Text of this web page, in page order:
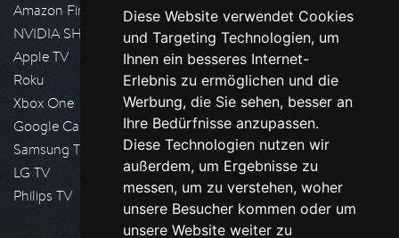
Diese Website verwendet Cookies
und Targeting Technologien, um
Ihnen ein besseres Internet-
Erlebnis zu ermöglichen und die
Werbung, die Sie sehen, besser an
Ihre Bedürfnisse anzupassen.
Diese Technologien nutzen wir
außerdem, um Ergebnisse zu
messen, um zu verstehen, woher
unsere Besucher kommen oder um
unsere Website weiter zu
Amazon FireTV
NVIDIA SHIELD, Google TV
Apple TV
Roku
Xbox One
Google Cast
Samsung TV
LG TV
Philips TV